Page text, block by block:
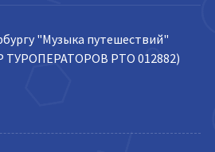
"Музыка путешествий"
РТО 012882)